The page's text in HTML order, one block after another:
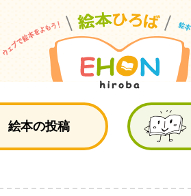
絵本の投稿